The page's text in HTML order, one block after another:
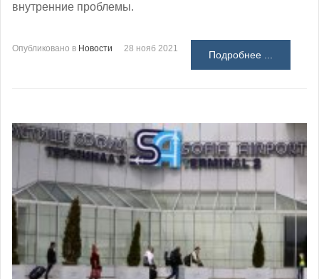
внутренние проблемы.
Опубликовано в Новости 28 нояб 2021
Подробнее ...